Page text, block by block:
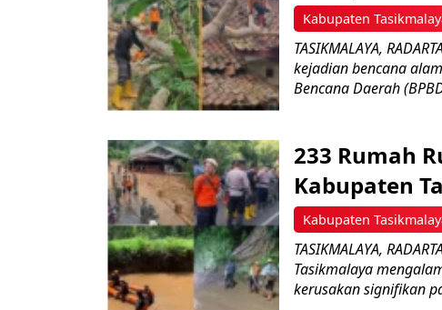
Kabupaten
TASIKMALAYA,
kejadian bencana
Bencana Daerah
Kabupaten
233 Rumah
Kabupaten
TASIKMALAYA,
Tasikmalaya
kerusakan signifikan